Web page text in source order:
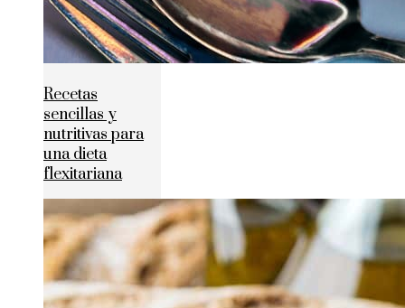
Recetas
sencillas y
nutritivas para
una dieta
flexitariana